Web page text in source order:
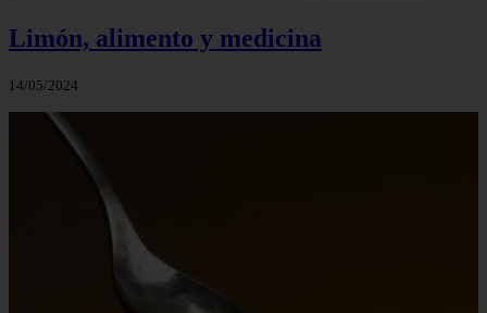
Limón, alimento y medicina
14/05/2024